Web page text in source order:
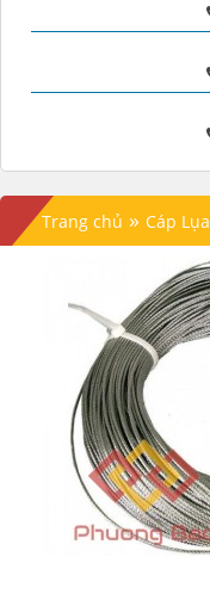
Trang chủ » Cáp Lụa